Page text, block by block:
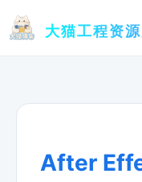
大猫工程资
After